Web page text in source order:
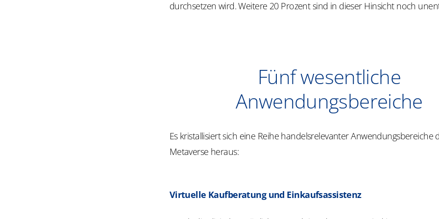
durchsetzen wird. Weitere 20 Prozent sind in dieser Hinsicht noch
Fünf wesentliche
Anwendungsbereiche
Es kristallisiert sich eine Reihe handelsrelevanter Anwendungsbereiche
Metaverse heraus:
Virtuelle Kaufberatung und Einkaufsassistenz